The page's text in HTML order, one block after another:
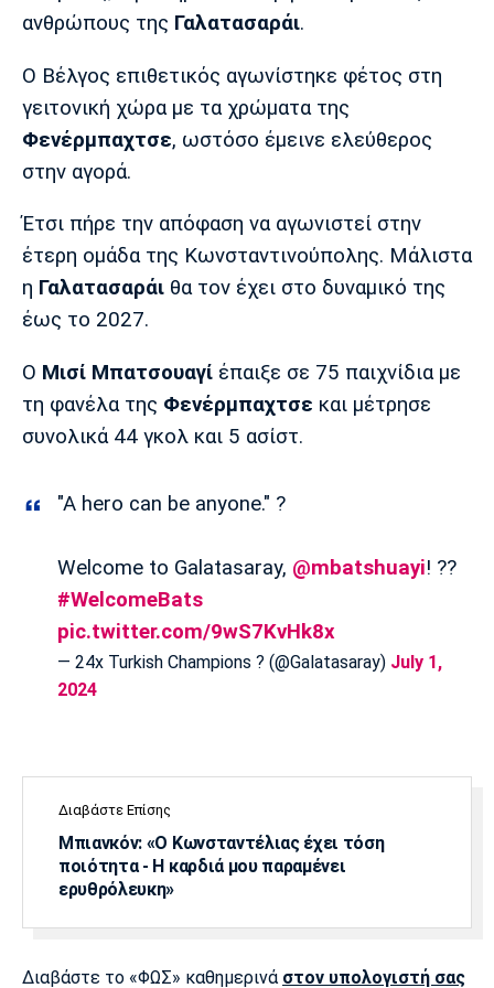
Cine Spot
Running
Media
Παρασκήνιο
Κηφισιά Πανσερραϊκός
Μπαρτσελόνα
Μαδρίτης
Ατλέτικο
Μαδρίτης
Μάντσεστερ
Τσέλσι Άρσεναλ
Λίβερπουλ
Μάντσεστερ
Ίντερ Μίλαν Μπάγερν
Ντόρτμουντ
Ζερμέν
Μονακό
ανθρώπους της Γαλατασαράι.
Ο Βέλγος επιθετικός αγωνίστηκε φέτος στη
γειτονική χώρα με τα χρώματα της
Φενέρμπαχτσε, ωστόσο έμεινε ελεύθερος
στην αγορά.
Έτσι πήρε την απόφαση να αγωνιστεί στην
έτερη ομάδα της Κωνσταντινούπολης. Μάλιστα
η Γαλατασαράι θα τον έχει στο δυναμικό της
έως το 2027.
Ο Μισί Μπατσουαγί έπαιξε σε 75 παιχνίδια με
τη φανέλα της Φενέρμπαχτσε και μέτρησε
συνολικά 44 γκολ και 5 ασίστ.
"A hero can be anyone." ?
Welcome to Galatasaray, @mbatshuayi! ??
#WelcomeBats
pic.twitter.com/9wS7KvHk8x
— 24x Turkish Champions ? (@Galatasaray) July 1,
2024
Διαβάστε Επίσης
Μπιανκόν: «Ο Κωνσταντέλιας έχει τόση
ποιότητα - Η καρδιά μου παραμένει
ερυθρόλευκη»
Διαβάστε το «ΦΩΣ» καθημερινά στον υπολογιστή σας